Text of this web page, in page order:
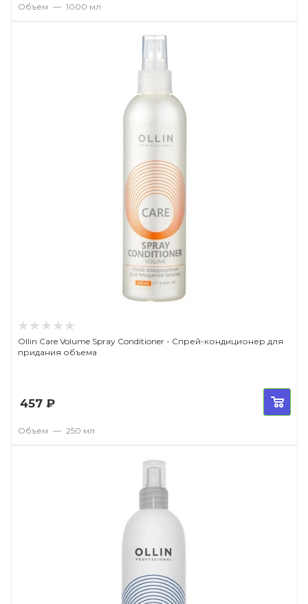
Объем — 1000 мл
Ollin Care Volume Spray Conditioner - Спрей-кондиционер для
придания объема
457 ₽
Объем — 250 мл